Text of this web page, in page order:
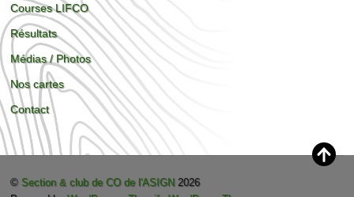
Courses LIFCO
Résultats
Médias / Photos
Nos cartes
Contact
© Section & club de CO de l'ASIGN 2026